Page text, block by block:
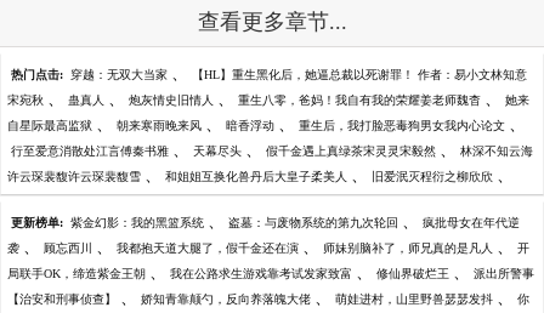
查看更多章节...
热门点击: 穿越：无双大当家 、 【HL】重生黑化后，她逼总裁以死谢罪！ 作者：易小文林知意
宋宛秋 、 蛊真人 、 炮灰情史旧情人 、 重生八零，爸妈！我自有我的荣耀姜老师魏杳 、 她来
自星际最高监狱 、 朝来寒雨晚来风 、 暗香浮动 、 重生后，我打脸恶毒狗男女我内心论文 、
行至爱意消散处江言傅秦书雅 、 天幕尽头 、 假千金遇上真绿茶宋灵灵宋毅然 、 林深不知云海
许云琛裴馥许云琛裴馥雪 、 和姐姐互换化兽丹后大皇子柔美人 、 旧爱泯灭程衍之柳欣欣 、
更新榜单: 紫金幻影：我的黑篮系统 、 盗墓：与废物系统的第九次轮回 、 疯批母女在年代逆
袭 、 顾忘西川 、 我都抱天道大腿了，假千金还在演 、 师妹别脑补了，师兄真的是凡人 、 开
局联手OK，缔造紫金王朝 、 我在公路求生游戏靠考试发家致富 、 修仙界破烂王 、 派出所警事
【治安和刑事侦查】 、 娇知青靠颠勺，反向养落魄大佬 、 萌娃进村，山里野兽瑟瑟发抖 、 你